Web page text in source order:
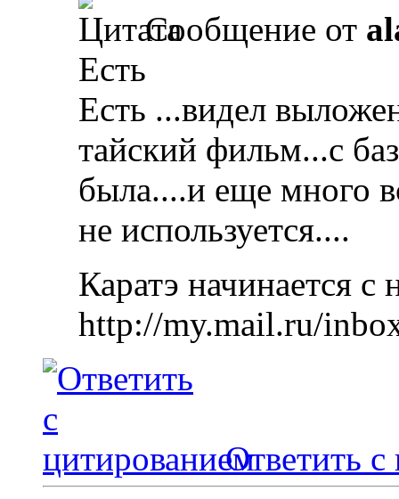
Сообщение от
Есть
Есть ...видел
тайский фильм...с
была....и еще много
не используется....
Каратэ начинается с
http://my.mail.ru/
Ответить с